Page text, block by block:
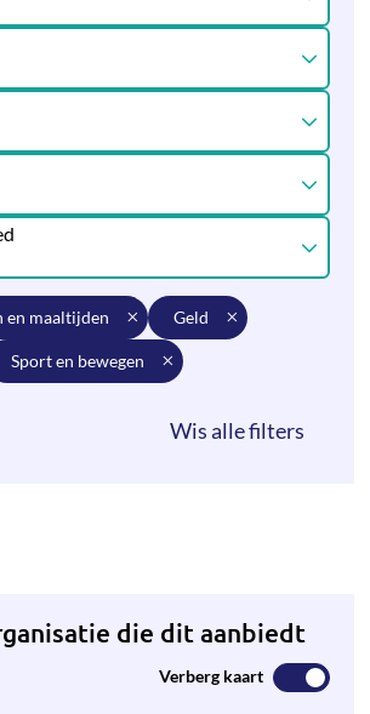
en maaltijden geld
sport en bewegen
die dit aanbiedt
Verberg kaart